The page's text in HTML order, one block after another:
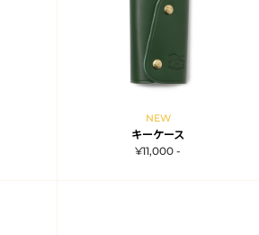
NEW
キーケース
¥11,000 -